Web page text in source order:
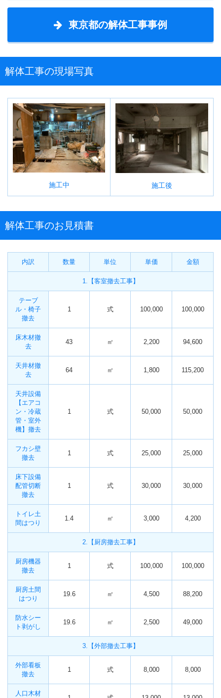
東京都の解体工事事例
解体工事の現場写真
施工中 施工後
解体工事のお見積書
内訳 数量 単位 単価 金額
1.【客室撤去工事】
テーブ
ル・椅子
撤去
1 式 100,000 100,000
床木材撤
去
43 ㎡ 2,200 94,600
天井材撤
去
64 ㎡ 1,800 115,200
天井設備
【エアコ
ン・冷蔵
管・室外
機】撤去
1 式 50,000 50,000
フカシ壁
撤去
1 式 25,000 25,000
床下設備
配管切断
撤去
1 式 30,000 30,000
トイレ土
間はつり
1.4 ㎡ 3,000 4,200
2.【厨房撤去工事】
厨房機器
撤去
1 式 100,000 100,000
厨房土間
はつり
19.6 ㎡ 4,500 88,200
防水シー
ト剥がし
19.6 ㎡ 2,500 49,000
3.【外部撤去工事】
外部看板
撤去
1 式 8,000 8,000
人口木材